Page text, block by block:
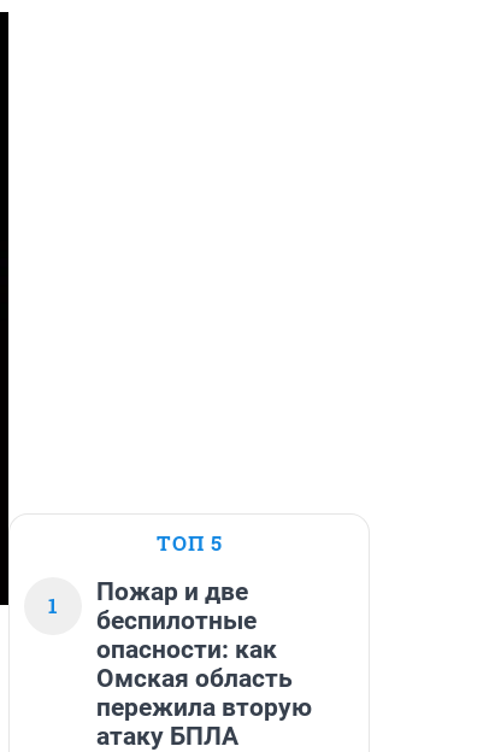
ТОП 5
1
Пожар и две
беспилотные
опасности: как
Омская область
пережила вторую
атаку БПЛА